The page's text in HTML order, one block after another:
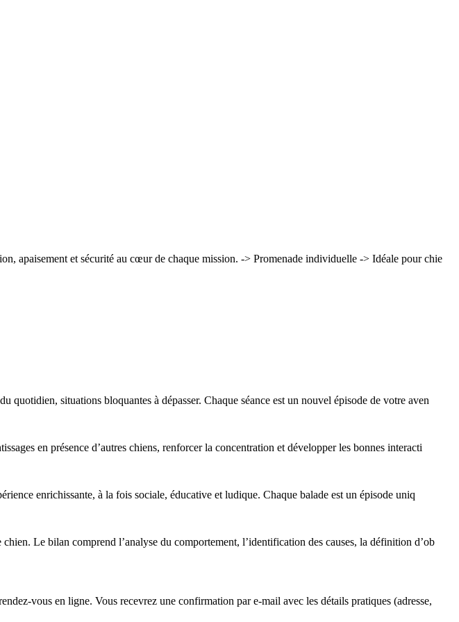
apaisement et sécurité au cœur de chaque mission. -> Promenade individuelle -> Idéale pour chie
situations bloquantes à dépasser. Chaque séance est un nouvel épisode de votre aven
en présence d’autres chiens, renforcer la concentration et développer les bonnes interacti
enrichissante, à la fois sociale, éducative et ludique. Chaque balade est un épisode uniq
Le bilan comprend l’analyse du comportement, l’identification des causes, la définition d’ob
vous en ligne. Vous recevrez une confirmation par e-mail avec les détails pratiques (adresse,